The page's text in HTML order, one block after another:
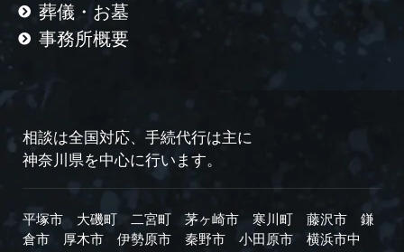
葬儀・お墓
事務所概要
相談は全国対応、手続代行は主に
神奈川県を中心に行います。
平塚市 大磯町 二宮町 茅ヶ崎市 寒川町 藤沢市
鎌
倉市
厚木市 伊勢原市 秦野市 小田原市
横浜市中